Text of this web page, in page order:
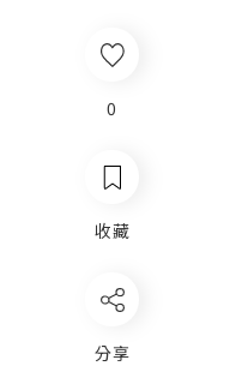
0
收藏
分享